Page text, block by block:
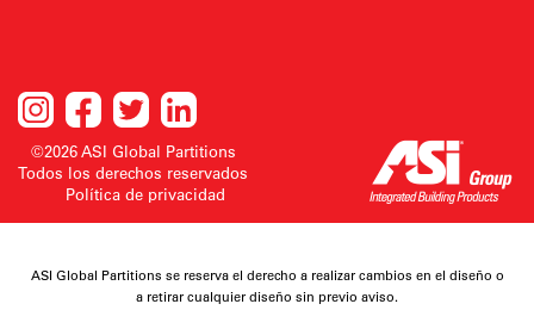
©2026 ASI Global Partitions
Todos los derechos reservados
Política de privacidad
ASI Global Partitions se reserva el derecho a realizar cambios en el diseño o
a retirar cualquier diseño sin previo aviso.